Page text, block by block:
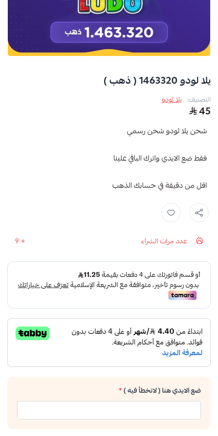
يلا لودو 1463320 ( ذهب )
التصنيف: يلا لودو
45
شحن يلا لودو شحن رسمي
فقط ضع الايدي واترك الباقي علينا
اقل من دقيقة في حسابك الذهب
عدد مرات الشراء 9
ضع الايدي هنا ( لاتخطأ فيه )*